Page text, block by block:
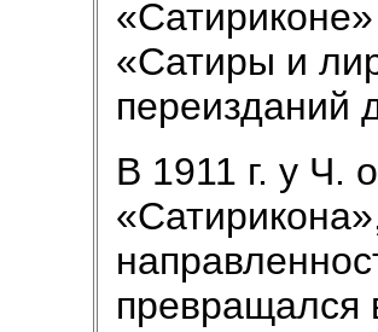
«Сатиры и
переизданий
В 1911 г. у Ч.
превращался